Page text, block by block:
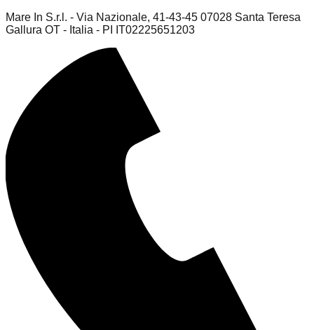
Mare In S.r.l. - Via Nazionale, 41-43-45 07028 Santa Teresa
Gallura OT - Italia - PI IT02225651203